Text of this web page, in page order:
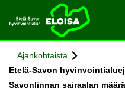
Etusi­vu
Siir­ry si­säl­töön
Ajan­koh­tais­ta
Etelä-​Savon
Sa­von­lin­nan sai­raa­lan